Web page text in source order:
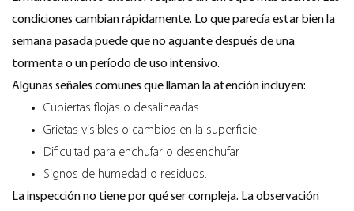
condiciones cambian rápidamente. Lo que parecía estar bien la
semana pasada puede que no aguante después de una
tormenta o un período de uso intensivo.
Algunas señales comunes que llaman la atención incluyen:
Cubiertas flojas o desalineadas
Grietas visibles o cambios en la superficie.
Dificultad para enchufar o desenchufar
Signos de humedad o residuos.
La inspección no tiene por qué ser compleja. La observación